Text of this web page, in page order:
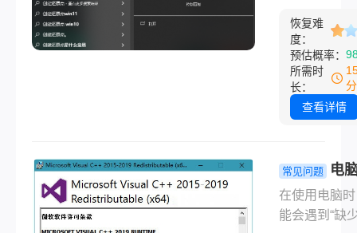
戏无法运行
异常或性能
问题。本文
介绍directx
新，并提供
议，帮助您
用方法！
屏、程序无
动、系统功
常…… 那么
系统文件怎
呢？先别急
可以安全有
复问题，避
丢失。请按
试，并做好
恢复难
度：
预估概率：
所需时
长：
查看详情
常见问题
电
dll文件怎么
决？格式化
在使用电脑
能会遇到“缺